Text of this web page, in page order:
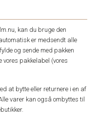
kan du bruge den
er medsendt alle
og sende med pakken
vores pakkelabel (vores
at bytte eller returnere i en af
varer kan også ombyttes til